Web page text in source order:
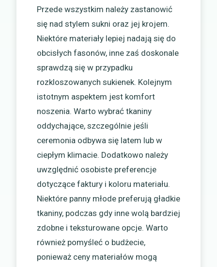
Przede wszystkim należy zastanowić
się nad stylem sukni oraz jej krojem.
Niektóre materiały lepiej nadają się do
obcisłych fasonów, inne zaś doskonale
sprawdzą się w przypadku
rozkloszowanych sukienek. Kolejnym
istotnym aspektem jest komfort
noszenia. Warto wybrać tkaniny
oddychające, szczególnie jeśli
ceremonia odbywa się latem lub w
ciepłym klimacie. Dodatkowo należy
uwzględnić osobiste preferencje
dotyczące faktury i koloru materiału.
Niektóre panny młode preferują gładkie
tkaniny, podczas gdy inne wolą bardziej
zdobne i teksturowane opcje. Warto
również pomyśleć o budżecie,
ponieważ ceny materiałów mogą